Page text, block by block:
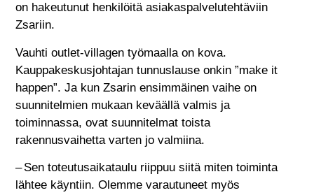
on hakeutunut henkilöitä asiakaspalvelutehtäviin
Zsariin.
Vauhti outlet-villagen työmaalla on kova.
Kauppakeskusjohtajan tunnuslause onkin ”make it
happen”. Ja kun Zsarin ensimmäinen vaihe on
suunnitelmien mukaan keväällä valmis ja
toiminnassa, ovat suunnitelmat toista
rakennusvaihetta varten jo valmiina.
– Sen toteutusaikataulu riippuu siitä miten toiminta
lähtee käyntiin. Olemme varautuneet myös